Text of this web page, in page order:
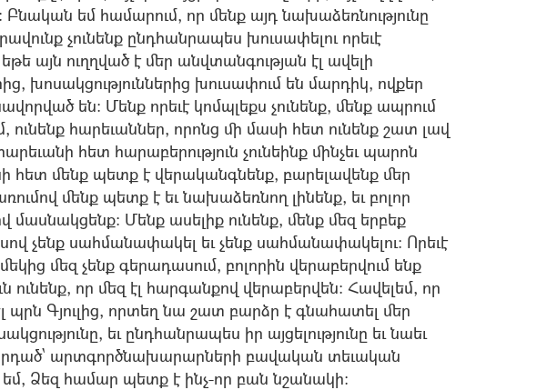
եմ համարում, որ մենք այդ նախաձեռնությունը
չունենք ընդհանրապես խուսափելու որեւէ
այն ուղղված է մեր անվտանգության էլ ավելի
խոսակցություններից խուսափում են մարդիկ, ովքեր
են: Մենք որեւէ կոմպլեքս չունենք, մենք ապրում
ունենք հարեւաններ, որոնց մի մասի հետ ունենք շատ լավ
հետ հարաբերություն չունեինք մինչեւ պարոն
հետ մենք պետք է վերականգնենք, բարելավենք մեր
մենք պետք է եւ նախաձեռնող լինենք, եւ բոլոր
մասնակցենք: Մենք ասելիք ունենք, մենք մեզ երբեք
չենք սահմանափակել եւ չենք սահմանափակելու: Որեւէ
մեզ չենք գերադասում, բոլորին վերաբերվում ենք
ունենք, որ մեզ էլ հարգանքով վերաբերվեն: Հավելեմ, որ
պրն Գյուլից, որտեղ նա շատ բարձր է գնահատել մեր
եւ ընդհանրապես իր այցելությունը եւ նաեւ
արտգործնախարարների բավական տեւական
Ձեզ համար պետք է ինչ-որ բան նշանակի: